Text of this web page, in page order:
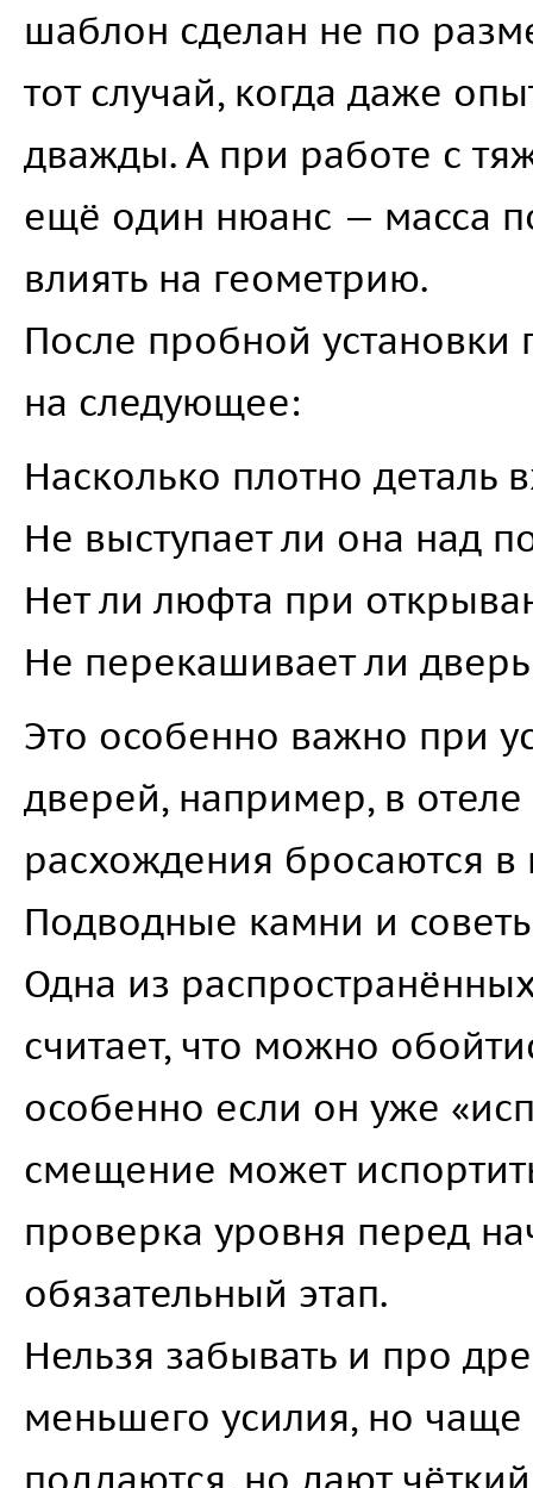
шаблон сделан не по
тот случай, когда даже
дважды. А при работе с
ещё один нюанс — масса
влиять на геометрию.
После пробной установки
на следующее:
Насколько плотно деталь
Не выступает ли она над
Нет ли люфта при
Не перекашивает ли
Это особенно важно при
дверей, например, в
расхождения бросаются в
Подводные камни и
Одна из
считает, что можно
особенно если он уже
смещение может
проверка уровня перед
обязательный этап.
Нельзя забывать и про
меньшего усилия, но